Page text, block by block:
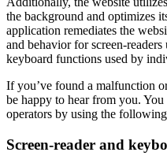
the background and optimizes
application remediates the
and behavior for screen-
keyboard functions used by
If you’ve found a malfunction
be happy to hear from you. You
operators by using the
Screen-reader and